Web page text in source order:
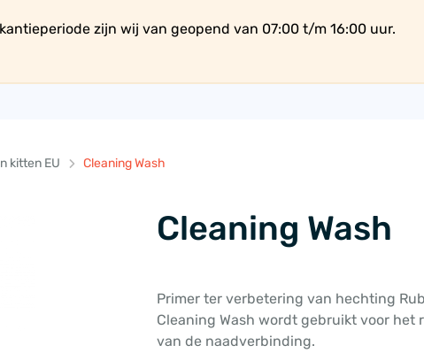
zijn wij van geopend van 07:00 t/m 16:00 uur.
kitten EU Cleaning Wash
Cleaning Wash
Primer ter verbetering van hechting
Cleaning Wash wordt gebruikt voor
van de naadverbinding.